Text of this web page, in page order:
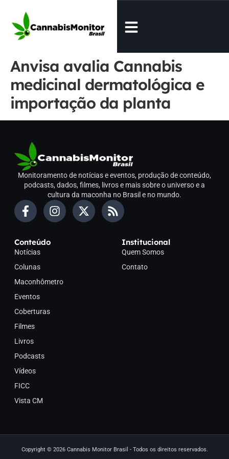
Anvisa avalia Cannabis
medicinal dermatológica e
importação da planta
Monitoramento de notícias e eventos, produção de conteúdo,
podcasts, dados, filmes, livros e mais sobre o universo e a
cultura da maconha no Brasil e no mundo.
Conteúdo
Notícias
Colunas
Maconhômetro
Eventos
Coberturas
Filmes
Livros
Podcasts
Vídeos
FICC
Vista CM
Institucional
Quem Somos
Contato
Copyright © 2026 Cannabis Monitor Brasil - Todos os direitos reservados.